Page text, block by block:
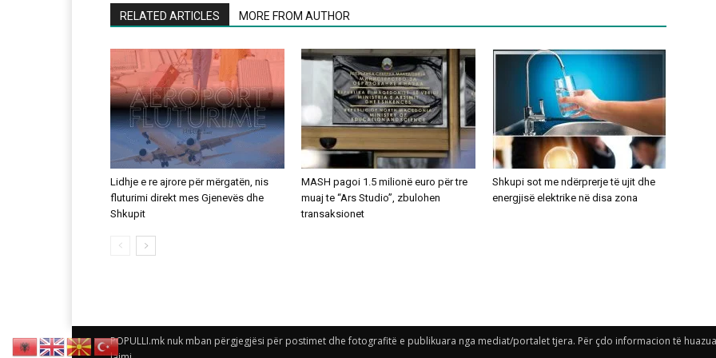
RELATED ARTICLES MORE FROM AUTHOR
Lidhje e re ajrore për mërgatën, nis
fluturimi direkt mes Gjenevës dhe
Shkupit
MASH pagoi 1.5 milionë euro për tre
muaj te “Ars Studio”, zbulohen
transaksionet
Shkupi sot me ndërprerje të ujit dhe
energjisë elektrike në disa zona
POPULLI.mk nuk mban përgjegjësi për postimet dhe fotografitë e publikuara nga mediat/portalet tjera. Për çdo informacion të